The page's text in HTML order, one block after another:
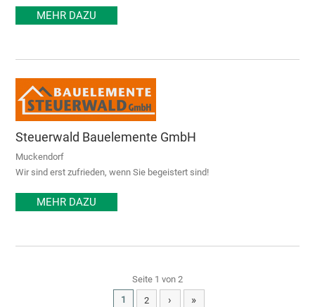
MEHR DAZU
Steuerwald Bauelemente GmbH
Muckendorf
Wir sind erst zufrieden, wenn Sie begeistert sind!
MEHR DAZU
Seite 1 von 2
1
2 › »